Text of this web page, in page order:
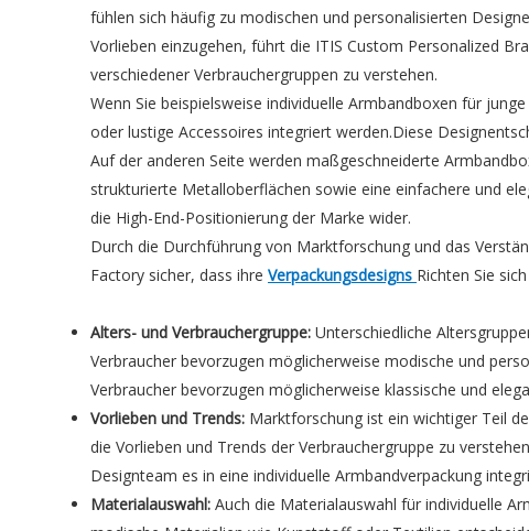
fühlen sich häufig zu modischen und personalisierten
Vorlieben einzugehen, führt die ITIS Custom Personalized
verschiedener Verbrauchergruppen zu verstehen.
Wenn Sie beispielsweise individuelle Armbandboxen für
oder lustige Accessoires integriert werden.Diese
Auf der anderen Seite werden maßgeschneiderte
strukturierte Metalloberflächen sowie eine einfachere und
die High-End-Positionierung der Marke wider.
Durch die Durchführung von Marktforschung und das
Factory sicher, dass ihre Verpackungsdesigns Richten Sie
Alters- und Verbrauchergruppe: Unterschiedliche
Verbraucher bevorzugen möglicherweise modische und
Verbraucher bevorzugen möglicherweise klassische und
Vorlieben und Trends: Marktforschung ist ein wichtiger Teil
die Vorlieben und Trends der Verbrauchergruppe zu
Designteam es in eine individuelle Armbandverpackung
Materialauswahl: Auch die Materialauswahl für individuelle